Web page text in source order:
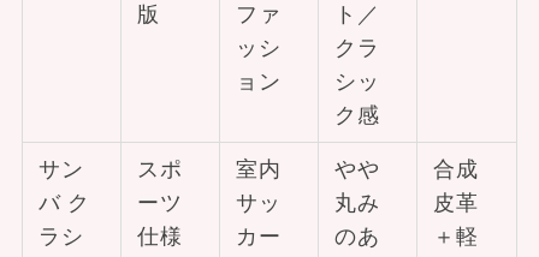
版
ファ
ッシ
ョン
ト／
クラ
シッ
ク感
サン
バ ク
ラシ
スポ
ーツ
仕様
室内
サッ
カー
やや
丸み
のあ
合成
皮革
＋軽